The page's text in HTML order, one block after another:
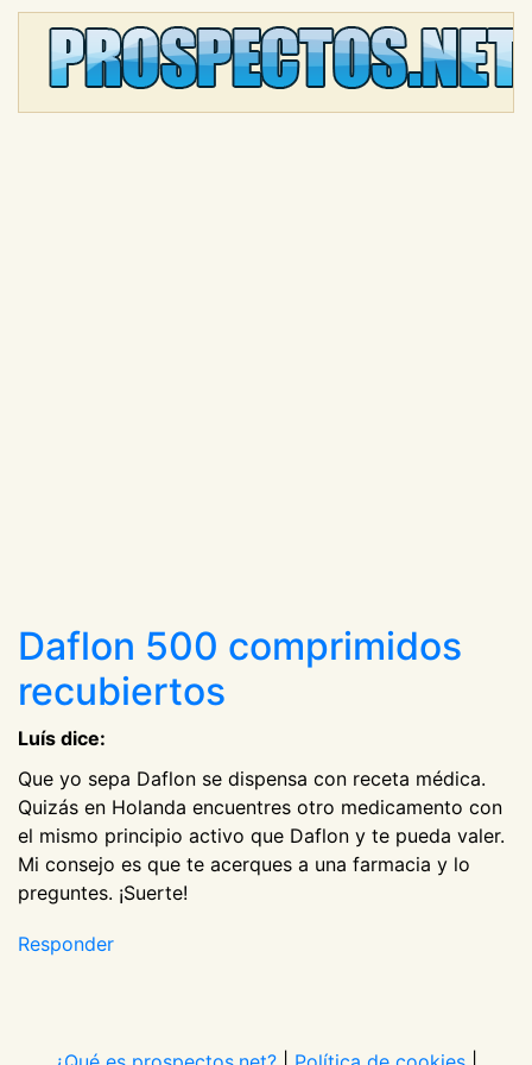
Daflon 500 comprimidos
recubiertos
Luís dice:
Que yo sepa Daflon se dispensa con receta médica.
Quizás en Holanda encuentres otro medicamento con
el mismo principio activo que Daflon y te pueda valer.
Mi consejo es que te acerques a una farmacia y lo
preguntes. ¡Suerte!
Responder